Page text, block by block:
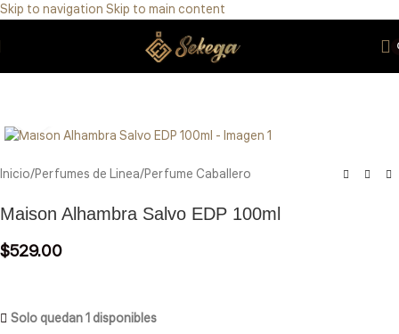
Skip to navigation Skip to main content
Eres de GDL Utiliza el método CASABLANCA
33 3971 8747
Inicio/Perfumes de Linea/Perfume Caballero
Maison Alhambra Salvo EDP 100ml
$529.00
Solo quedan 1 disponibles